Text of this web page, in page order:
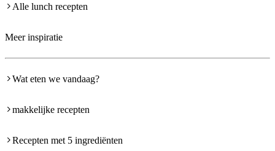
Alle lunch recepten
Meer inspiratie
Wat eten we vandaag?
makkelijke recepten
Recepten met 5 ingrediënten